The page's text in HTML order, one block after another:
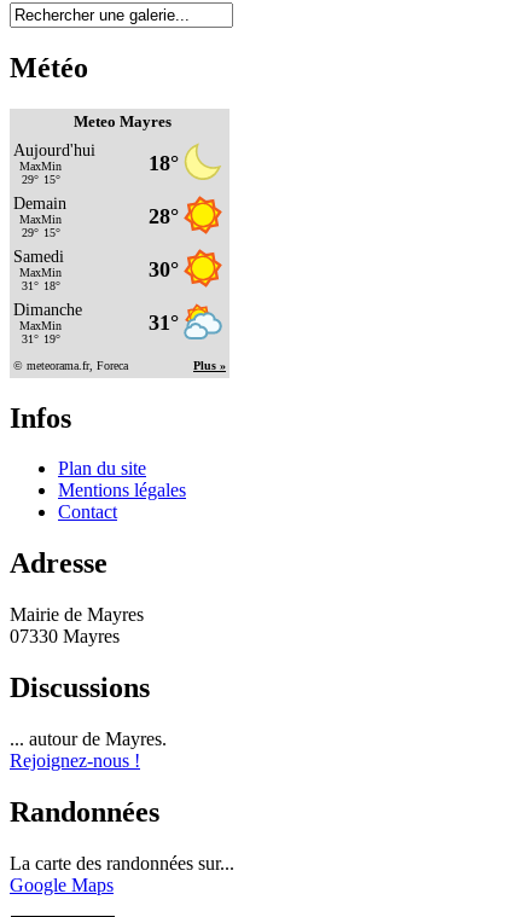
Météo
Meteo Mayres
Infos
Plan du site
Mentions légales
Contact
Adresse
Mairie de Mayres
07330 Mayres
Discussions
... autour de Mayres.
Rejoignez-nous !
Randonnées
La carte des randonnées sur...
Google Maps